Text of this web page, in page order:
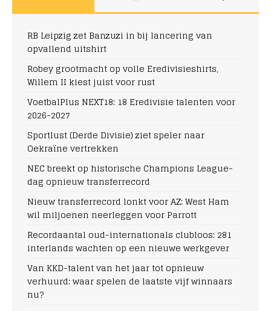
RB Leipzig zet Banzuzi in bij lancering van
opvallend uitshirt
Robey grootmacht op volle Eredivisieshirts,
Willem II kiest juist voor rust
VoetbalPlus NEXT18: 18 Eredivisie talenten voor
2026-2027
Sportlust (Derde Divisie) ziet speler naar
Oekraïne vertrekken
NEC breekt op historische Champions League-
dag opnieuw transferrecord
Nieuw transferrecord lonkt voor AZ: West Ham
wil miljoenen neerleggen voor Parrott
Recordaantal oud-internationals clubloos: 281
interlands wachten op een nieuwe werkgever
Van KKD-talent van het jaar tot opnieuw
verhuurd: waar spelen de laatste vijf winnaars
nu?